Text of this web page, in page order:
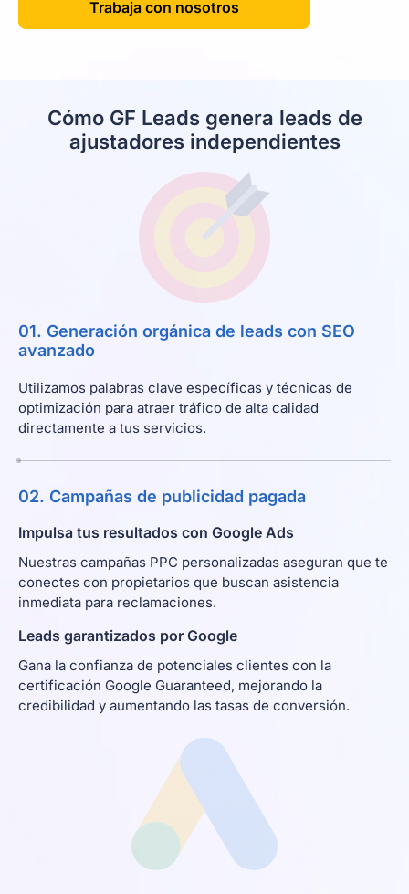
Trabaja con nosotros
Cómo GF Leads genera leads de
ajustadores independientes
01. Generación orgánica de leads con SEO
avanzado
Utilizamos palabras clave específicas y técnicas de
optimización para atraer tráfico de alta calidad
directamente a tus servicios.
02. Campañas de publicidad pagada
Impulsa tus resultados con Google Ads
Nuestras campañas PPC personalizadas aseguran que te
conectes con propietarios que buscan asistencia
inmediata para reclamaciones.
Leads garantizados por Google
Gana la confianza de potenciales clientes con la
certificación Google Guaranteed, mejorando la
credibilidad y aumentando las tasas de conversión.